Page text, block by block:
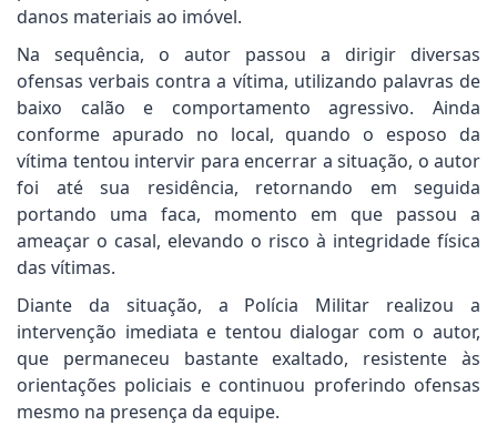
danos materiais ao imóvel.
Na sequência, o autor passou a dirigir diversas
ofensas verbais contra a vítima, utilizando palavras de
baixo calão e comportamento agressivo. Ainda
conforme apurado no local, quando o esposo da
vítima tentou intervir para encerrar a situação, o autor
foi até sua residência, retornando em seguida
portando uma faca, momento em que passou a
ameaçar o casal, elevando o risco à integridade física
das vítimas.
Diante da situação, a Polícia Militar realizou a
intervenção imediata e tentou dialogar com o autor,
que permaneceu bastante exaltado, resistente às
orientações policiais e continuou proferindo ofensas
mesmo na presença da equipe.